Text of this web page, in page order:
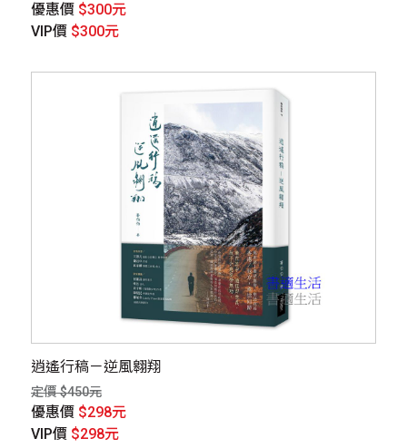
優惠價 $300元
VIP價 $300元
逍遙行稿－逆風翱翔
定價 $450元
優惠價 $298元
VIP價 $298元